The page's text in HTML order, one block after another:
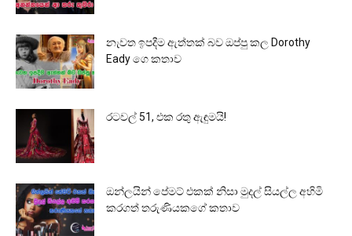
නැවත ඉපදීම ඇත්තක් බව ඔප්පු කල Dorothy
Eady ගෙ කතාව
රටවල් 51, එක රතු ඇඳුමයි!
ඔන්ලයින් පේමට් එකක් නිසා මුදල් සියල්ල අහිමි
කරගත් තරුණියකගේ කතාව